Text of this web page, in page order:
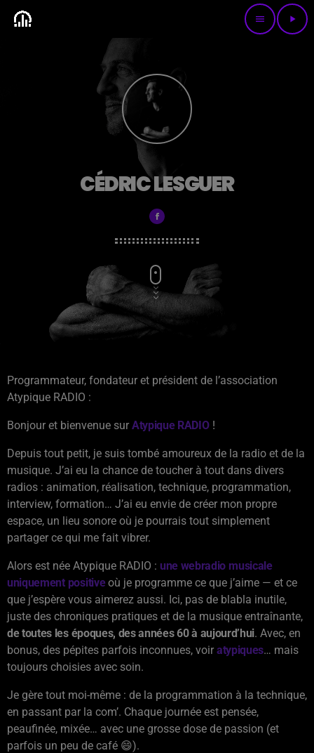
menu play_arrow
CÉDRIC LESGUER
Programmateur, fondateur et président de l’association
Atypique RADIO :
Bonjour et bienvenue sur Atypique RADIO!
Depuis tout petit, je suis tombé amoureux de la radio et de la
musique. J’ai eu la chance de toucher à tout dans divers
radios : animation, réalisation, technique, programmation,
interview, formation… J’ai eu envie de créer mon propre
espace, un lieu sonore où je pourrais tout simplement
partager ce qui me fait vibrer.
Alors est née Atypique RADIO : une webradio musicale
uniquement positive où je programme ce que j’aime — et ce
que j’espère vous aimerez aussi. Ici, pas de blabla inutile,
juste des chroniques pratiques et de la musique entraînante,
de toutes les époques, des années 60 à aujourd’hui. Avec, en
bonus, des pépites parfois inconnues, voir atypiques… mais
toujours choisies avec soin.
Je gère tout moi-même : de la programmation à la technique,
en passant par la com’. Chaque journée est pensée,
peaufinée, mixée… avec une grosse dose de passion (et
parfois un peu de café 😄).